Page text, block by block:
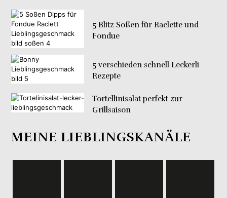
5 Blitz Soßen für Raclette und
Fondue
5 verschieden schnell Leckerli
Rezepte
Tortellinisalat perfekt zur
Grillsaison
MEINE LIEBLINGSKANÄLE